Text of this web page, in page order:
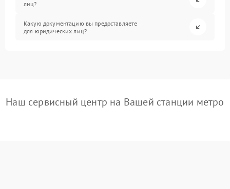
лиц?
Какую документацию вы предоставляете
для юридических лиц?
Наш сервисный центр на Вашей станции метро